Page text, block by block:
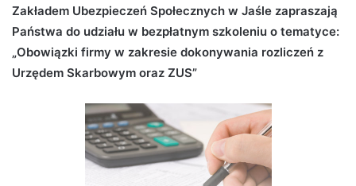
i
Zakładem Ubezpieczeń Społecznych w Jaśle zapraszają
Państwa do udziału w bezpłatnym szkoleniu o tematyce:
„Obowiązki firmy w zakresie dokonywania rozliczeń z
Urzędem Skarbowym oraz ZUS”